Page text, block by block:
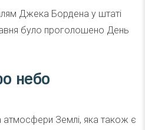
Джека Бордена у штаті
було проголошено День
небо
атмосфери Землі, яка також є